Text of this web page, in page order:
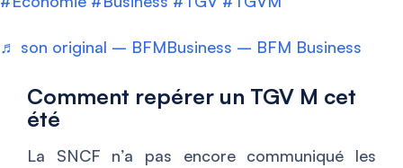
♬ son original – BFMBusiness – BFM Business
Comment repérer un TGV M cet
été
La SNCF n’a pas encore communiqué les